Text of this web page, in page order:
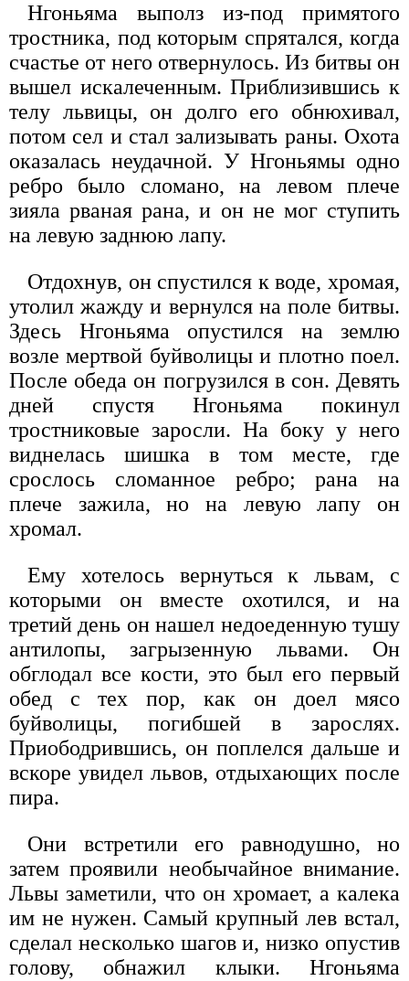
Нгоньяма выполз из-под примятого
тростника, под которым спрятался, когда
счастье от него отвернулось. Из битвы он
вышел искалеченным. Приблизившись к
телу львицы, он долго его обнюхивал,
потом сел и стал зализывать раны. Охота
оказалась неудачной. У Нгоньямы одно
ребро было сломано, на левом плече
зияла рваная рана, и он не мог ступить
на левую заднюю лапу.
Отдохнув, он спустился к воде, хромая,
утолил жажду и вернулся на поле битвы.
Здесь Нгоньяма опустился на землю
возле мертвой буйволицы и плотно поел.
После обеда он погрузился в сон. Девять
дней спустя Нгоньяма покинул
тростниковые заросли. На боку у него
виднелась шишка в том месте, где
срослось сломанное ребро; рана на
плече зажила, но на левую лапу он
хромал.
Ему хотелось вернуться к львам, с
которыми он вместе охотился, и на
третий день он нашел недоеденную тушу
антилопы, загрызенную львами. Он
обглодал все кости, это был его первый
обед с тех пор, как он доел мясо
буйволицы, погибшей в зарослях.
Приободрившись, он поплелся дальше и
вскоре увидел львов, отдыхающих после
пира.
Они встретили его равнодушно, но
затем проявили необычайное внимание.
Львы заметили, что он хромает, а калека
им не нужен. Самый крупный лев встал,
сделал несколько шагов и, низко опустив
голову, обнажил клыки. Нгоньяма